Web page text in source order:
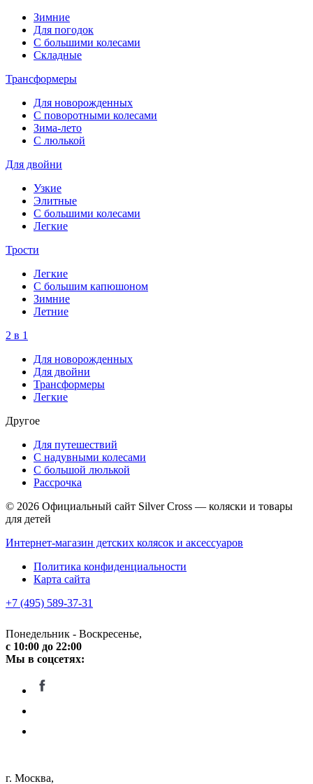
Зимние
Для погодок
С большими колесами
Складные
Трансформеры
Для новорожденных
С поворотными колесами
Зима-лето
С люлькой
Для двойни
Узкие
Элитные
С большими колесами
Легкие
Трости
Легкие
С большим капюшоном
Зимние
Летние
2 в 1
Для новорожденных
Для двойни
Трансформеры
Легкие
Другое
Для путешествий
С надувными колесами
С большой люлькой
Рассрочка
© 2026 Официальный сайт Silver Cross — коляски и товары
для детей
Интернет-магазин детских колясок и аксессуаров
Политика конфиденциальности
Карта сайта
+7 (495) 589-37-31
Понедельник - Воскресенье,
c 10:00 до 22:00
Мы в соцсетях:
г. Москва,